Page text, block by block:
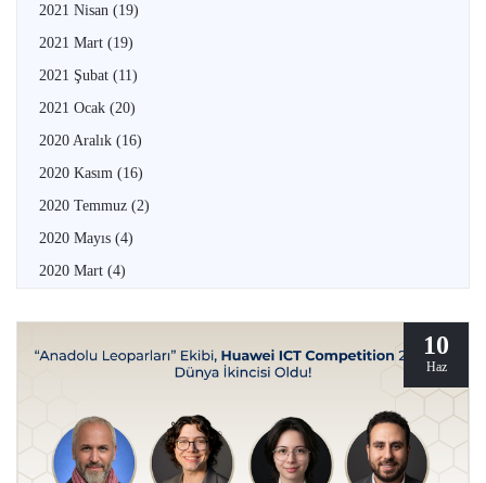
2021 Nisan (19)
2021 Mart (19)
2021 Şubat (11)
2021 Ocak (20)
2020 Aralık (16)
2020 Kasım (16)
2020 Temmuz (2)
2020 Mayıs (4)
2020 Mart (4)
10
Haz